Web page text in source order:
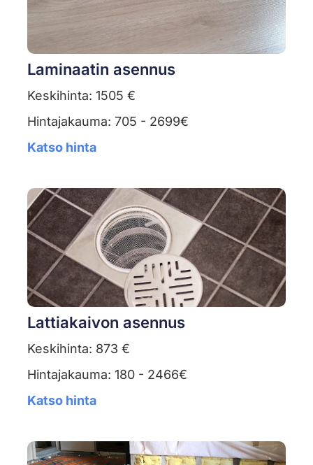
Laminaatin asennus
Keskihinta: 1505 €
Hintajakauma: 705 - 2699€
Katso hinta
Lattiakaivon asennus
Keskihinta: 873 €
Hintajakauma: 180 - 2466€
Katso hinta